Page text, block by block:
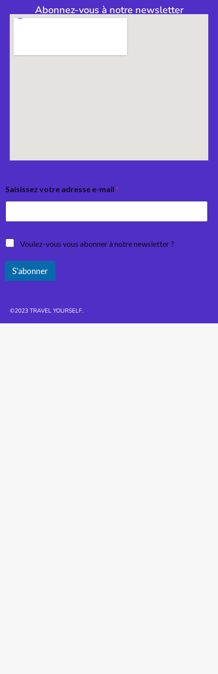
Abonnez-vous à notre newsletter
Saisissez votre adresse e-mail *
Voulez-vous vous abonner à notre newsletter ?
S'abonner
©2023 TRAVEL YOURSELF.